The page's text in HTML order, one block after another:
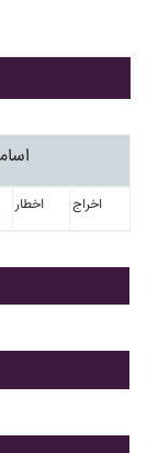
اخطار اخراج